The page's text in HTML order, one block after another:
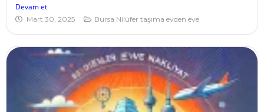
Devam et
Mart 30, 2025 Bursa Nilüfer taşıma evden eve